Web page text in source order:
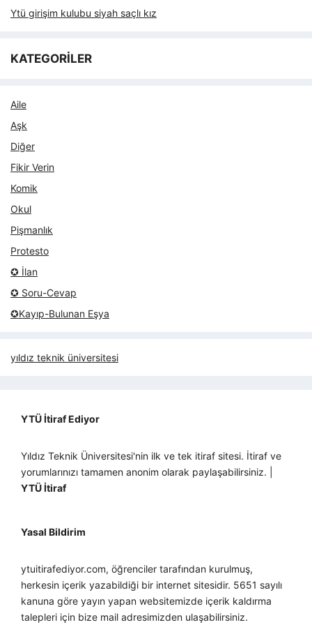
Ytü girişim kulubu siyah saçlı kız
KATEGORİLER
Aile
Aşk
Diğer
Fikir Verin
Komik
Okul
Pişmanlık
Protesto
✪ İlan
✪ Soru-Cevap
✪Kayıp-Bulunan Eşya
yıldız teknik üniversitesi
YTÜ İtiraf Ediyor
Yıldız Teknik Üniversitesi'nin ilk ve tek itiraf sitesi. İtiraf ve
yorumlarınızı tamamen anonim olarak paylaşabilirsiniz. |
YTÜ İtiraf
Yasal Bildirim
ytuitirafediyor.com, öğrenciler tarafından kurulmuş,
herkesin içerik yazabildiği bir internet sitesidir. 5651 sayılı
kanuna göre yayın yapan websitemizde içerik kaldırma
talepleri için bize mail adresimizden ulaşabilirsiniz.